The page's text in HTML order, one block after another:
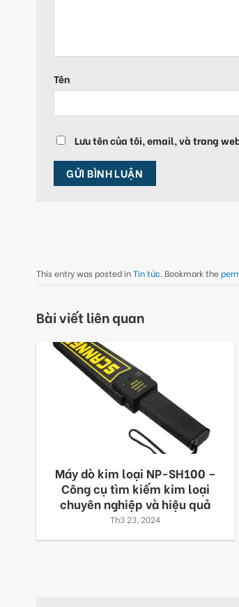
Tên
Lưu tên của tôi, email, và trang
This entry was posted inTin tức. Bookmark the
Bài viết liên quan
Máy dò kim loại NP-SH100 –
Công cụ tìm kiếm kim loại
chuyên nghiệp và hiệu quả
Th3 23, 2024